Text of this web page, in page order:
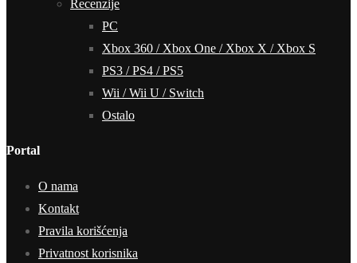
Recenzije
PC
Xbox 360 / Xbox One / Xbox X / Xbox S
PS3 / PS4 / PS5
Wii / Wii U / Switch
Ostalo
Portal
O nama
Kontakt
Pravila korišćenja
Privatnost korisnika